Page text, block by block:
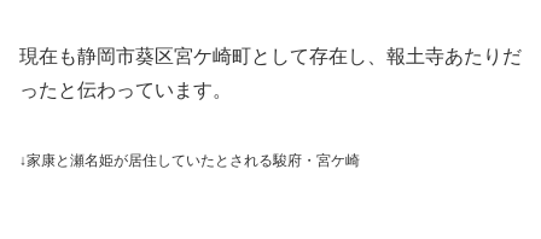
現在も静岡市葵区宮ケ崎町として存在し、報土寺あたりだ
ったと伝わっています。
↓家康と瀬名姫が居住していたとされる駿府・宮ケ崎